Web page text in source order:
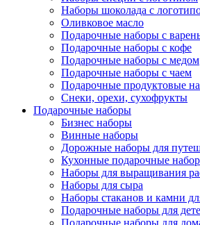
Наборы шоколада с
Оливковое масло
Подарочные наборы с
Подарочные наборы с кофе
Подарочные наборы с медом
Подарочные наборы с чаем
Подарочные продуктовые
Снеки, орехи, сухофрукты
Подарочные наборы
Бизнес наборы
Винные наборы
Дорожные наборы для
Кухонные подарочные
Наборы для выращивания
Наборы для сыра
Наборы стаканов и камни
Подарочные наборы для